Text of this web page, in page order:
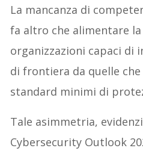
La mancanza di
fa altro che alimentare
organizzazioni capaci di
di frontiera da quelle
standard minimi di
Tale asimmetria,
Cybersecurity Outlook